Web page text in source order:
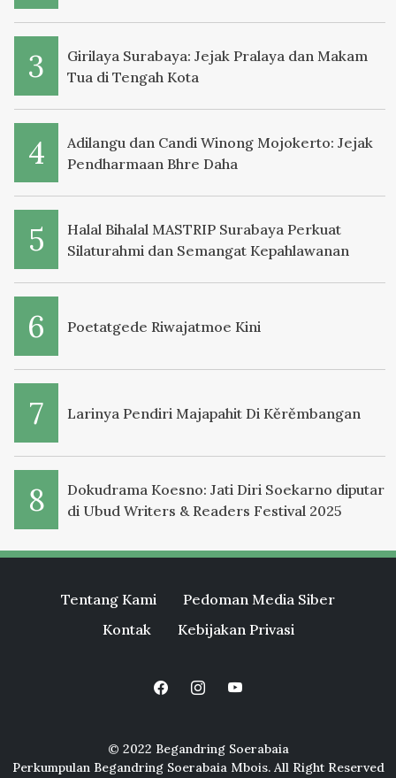
Girilaya Surabaya: Jejak Pralaya dan Makam
Tua di Tengah Kota
Adilangu dan Candi Winong Mojokerto: Jejak
Pendharmaan Bhre Daha
Halal Bihalal MASTRIP Surabaya Perkuat
Silaturahmi dan Semangat Kepahlawanan
Poetatgede Riwajatmoe Kini
Larinya Pendiri Majapahit Di Kěrěmbangan
Dokudrama Koesno: Jati Diri Soekarno diputar
di Ubud Writers & Readers Festival 2025
Tentang Kami
Pedoman Media Siber
Kontak
Kebijakan Privasi
© 2022 Begandring Soerabaia
Perkumpulan Begandring Soerabaia Mbois. All Right Reserved